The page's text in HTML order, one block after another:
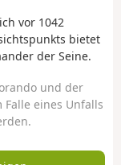
vor 1042
bietet
der Seine.
und der
eines Unfalls